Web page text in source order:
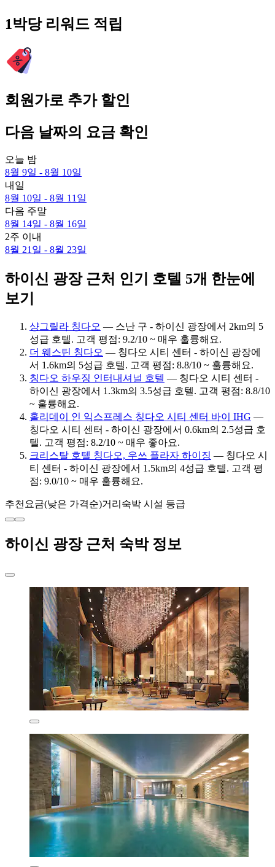
1박당 리워드 적립
회원가로 추가 할인
다음 날짜의 요금 확인
오늘 밤
8월 9일 - 8월 10일
내일
8월 10일 - 8월 11일
다음 주말
8월 14일 - 8월 16일
2주 이내
8월 21일 - 8월 23일
하이신 광장 근처 인기 호텔 5개 한눈에
보기
샹그릴라 칭다오 — 스난 구 - 하이신 광장에서 2km의 5
성급 호텔. 고객 평점: 9.2/10 ~ 매우 훌륭해요.
더 웨스틴 칭다오 — 칭다오 시티 센터 - 하이신 광장에
서 1.6km의 5성급 호텔. 고객 평점: 8.8/10 ~ 훌륭해요.
칭다오 하우징 인터내셔널 호텔 — 칭다오 시티 센터 -
하이신 광장에서 1.3km의 3.5성급 호텔. 고객 평점: 8.8/10
~ 훌륭해요.
홀리데이 인 익스프레스 칭다오 시티 센터 바이 IHG —
칭다오 시티 센터 - 하이신 광장에서 0.6km의 2.5성급 호
텔. 고객 평점: 8.2/10 ~ 매우 좋아요.
크리스탈 호텔 칭다오, 우쓰 플라자 하이징 — 칭다오 시
티 센터 - 하이신 광장에서 1.5km의 4성급 호텔. 고객 평
점: 9.0/10 ~ 매우 훌륭해요.
추천 요금(낮은 가격순)거리 숙박 시설 등급
하이신 광장 근처 숙박 정보